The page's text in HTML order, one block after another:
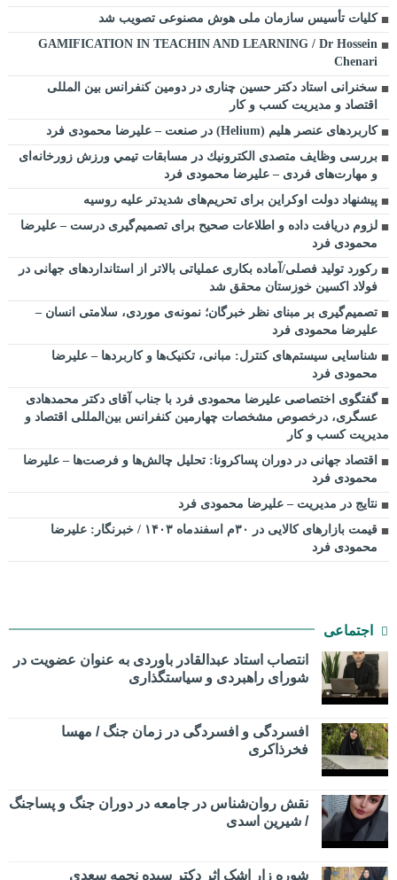
کلیات تأسیس سازمان ملی هوش مصنوعی تصویب شد
GAMIFICATION IN TEACHIN AND LEARNING / Dr Hossein
Chenari
سخنرانی استاد دکتر حسین چناری در دومین کنفرانس بین المللی
اقتصاد و مدیریت کسب و کار
کاربردهای عنصر هلیم (Helium) در صنعت – علیرضا محمودی فرد
بررسی وظايف متصدی الكترونیك در مسابقات تیمي ورزش زورخانه‌ای
و مهارت‌های فردی – علیرضا محمودی فرد
پیشنهاد دولت اوکراین برای تحریم‌های شدیدتر علیه روسیه
لزوم دریافت داده و اطلاعات صحیح برای تصمیم‌گیری درست – علیرضا
محمودی فرد
رکورد تولید فصلی/آماده بکاری عملیاتی بالاتر از استانداردهای جهانی در
فولاد اکسین خوزستان محقق شد
تصمیم‌گیری بر مبنای نظر خبرگان؛ نمونه‌ی موردی، سلامتی انسان –
علیرضا محمودی فرد
شناسایی سیستم‌های کنترل: مبانی، تکنیک‌ها و کاربردها – علیرضا
محمودی فرد
گفتگوی اختصاصی علیرضا محمودی فرد با جناب آقای دکتر محمدهادی
عسگری، درخصوص مشخصات چهارمین کنفرانس بین‌المللی اقتصاد و
مدیریت کسب و کار
اقتصاد جهانی در دوران پساکرونا: تحلیل چالش‌ها و فرصت‌ها – علیرضا
محمودی فرد
نتایج در مدیریت – علیرضا محمودی فرد
قیمت بازارهای کالایی در ۳۰م اسفندماه ۱۴۰۳ / خبرنگار: علیرضا
محمودی فرد
اجتماعی
انتصاب استاد عبدالقادر باوردی به عنوان عضویت در
شورای راهبردی و سیاستگذاری
افسردگی و افسردگی در زمان جنگ / مهسا
فخرذاکری
نقش روان‌شناس در جامعه در دوران جنگ و پساجنگ
/ شیرین اسدی
شوره زار اشک اثر دکتر سیده نجمه سعدی